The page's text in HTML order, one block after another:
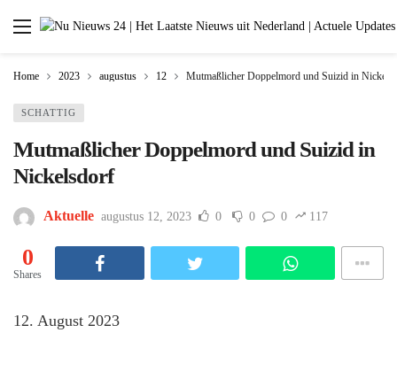
Home 2023 augustus 12 Mutmaßlicher Doppelmord und Suizid in
SCHATTIG
Mutmaßlicher Doppelmord und Suizid in
Nickelsdorf
Aktuelle augustus 12, 2023 0 0 0 117
0
Shares
12. August 2023